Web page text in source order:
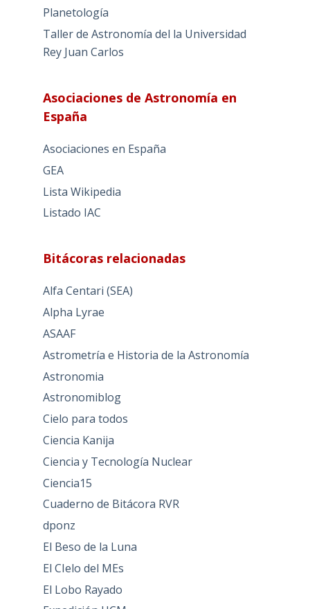
Planetología
Taller de Astronomía del la Universidad
Rey Juan Carlos
Asociaciones de Astronomía en
España
Asociaciones en España
GEA
Lista Wikipedia
Listado IAC
Bitácoras relacionadas
Alfa Centari (SEA)
Alpha Lyrae
ASAAF
Astrometría e Historia de la Astronomía
Astronomia
Astronomiblog
Cielo para todos
Ciencia Kanija
Ciencia y Tecnología Nuclear
Ciencia15
Cuaderno de Bitácora RVR
dponz
El Beso de la Luna
El CIelo del MEs
El Lobo Rayado